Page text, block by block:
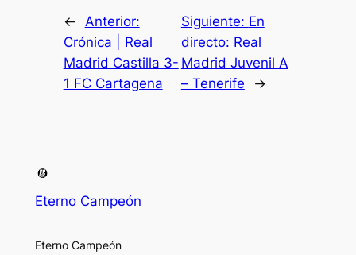
←
Anterior:
Crónica | Real
Madrid Castilla 3-
1 FC Cartagena
Siguiente: En
directo: Real
Madrid Juvenil A
– Tenerife
→
Eterno Campeón
Eterno Campeón